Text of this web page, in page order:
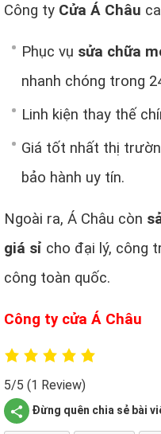
Phục vụ
nhanh chóng trong
Linh kiện thay thế
Giá tốt nhất thị
bảo hành uy tín.
Ngoài ra, Á Châu còn
giá sỉ cho đại lý, công
công toàn quốc.
Công ty cửa Á Châu
5/5(1 Review)
Đừng quên chia sẻ bài
Facebook Linkedin